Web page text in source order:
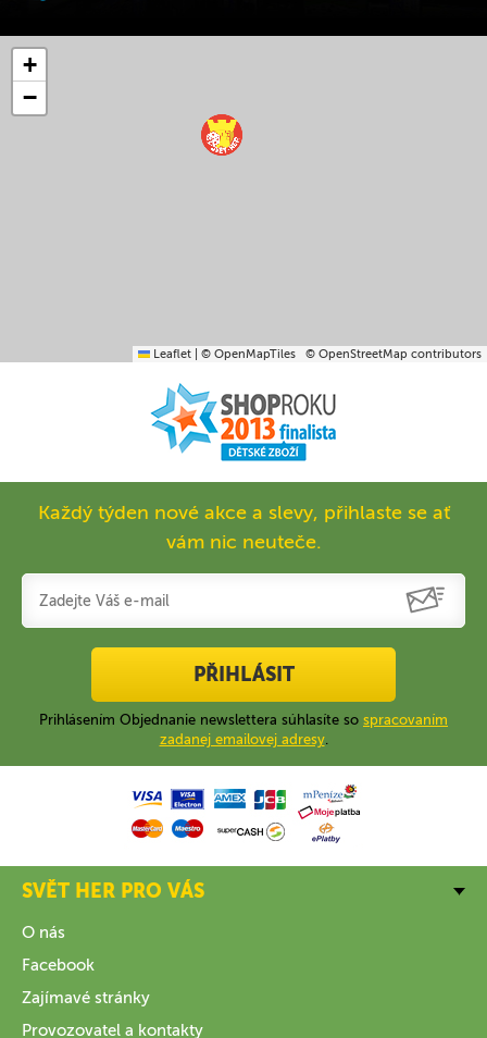
+
−
Leaflet © OpenMapTiles © OpenStreetMap contributors
Každý týden nové akce a slevy, přihlaste se ať
vám nic neuteče.
PŘIHLÁSIT
Prihlásením Objednanie newslettera súhlasíte so spracovaním
zadanej emailovej adresy.
SVĚT HER PRO VÁS
O nás
Facebook
Zajímavé stránky
Provozovatel a kontakty